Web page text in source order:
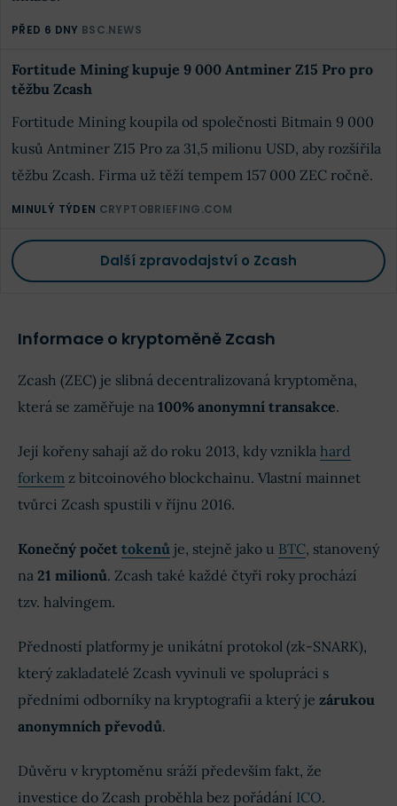
PŘED 6 DNY BSC.NEWS
Fortitude Mining kupuje 9 000 Antminer Z15 Pro pro
těžbu Zcash
Fortitude Mining koupila od společnosti Bitmain 9 000
kusů Antminer Z15 Pro za 31,5 milionu USD, aby rozšířila
těžbu Zcash. Firma už těží tempem 157 000 ZEC ročně.
MINULÝ TÝDEN CRYPTOBRIEFING.COM
Další zpravodajství o Zcash
Informace o kryptoměně Zcash
Zcash (ZEC) je slibná decentralizovaná kryptoměna,
která se zaměřuje na 100% anonymní transakce.
Její kořeny sahají až do roku 2013, kdy vznikla hard
forkem z bitcoinového blockchainu. Vlastní mainnet
tvůrci Zcash spustili v říjnu 2016.
Konečný počet tokenů je, stejně jako u BTC, stanovený
na 21 milionů. Zcash také každé čtyři roky prochází
tzv. halvingem.
Předností platformy je unikátní protokol (zk-SNARK),
který zakladatelé Zcash vyvinuli ve spolupráci s
předními odborníky na kryptografii a který je zárukou
anonymních převodů.
Důvěru v kryptoměnu sráží především fakt, že
investice do Zcash proběhla bez pořádání ICO.